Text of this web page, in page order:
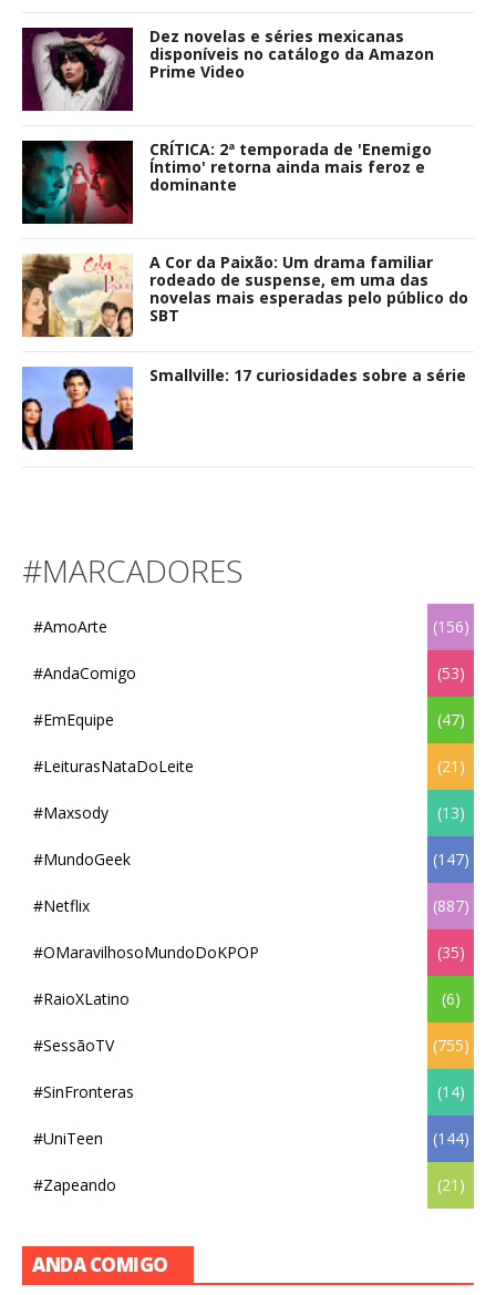
Dez novelas e séries mexicanas
disponíveis no catálogo da Amazon
Prime Video
CRÍTICA: 2ª temporada de 'Enemigo
Íntimo' retorna ainda mais feroz e
dominante
A Cor da Paixão: Um drama familiar
rodeado de suspense, em uma das
novelas mais esperadas pelo público do
SBT
Smallville: 17 curiosidades sobre a série
#MARCADORES
#AmoArte (156)
#AndaComigo (53)
#EmEquipe (47)
#LeiturasNataDoLeite (21)
#Maxsody (13)
#MundoGeek (147)
#Netflix (887)
#OMaravilhosoMundoDoKPOP (35)
#RaioXLatino (6)
#SessãoTV (755)
#SinFronteras (14)
#UniTeen (144)
#Zapeando (21)
ANDA COMIGO